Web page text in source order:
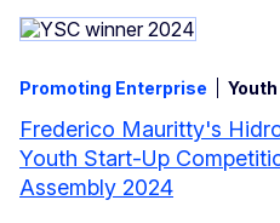
Promoting Enterprise
Frederico Mauritty's
Youth Start-Up
Assembly 2024